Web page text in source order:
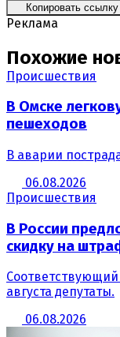
Копировать ссылку
Реклама
Похожие
Происшествия
В Омске
пешеходов
В аварии
06.08.2026
Происшествия
В России
скидку на
Соответствующий
августа депутаты.
06.08.2026